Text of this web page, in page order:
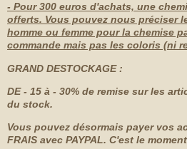
- Pour 300 euros d'achats, une
offerts. Vous pouvez nous préciser
homme ou femme pour la chemise
commande mais pas les coloris (ni
GRAND DESTOCKAGE :
DE - 15 à - 30% de remise sur les
du stock.
Vous pouvez désormais payer vos
FRAIS avec PAYPAL. C'est le